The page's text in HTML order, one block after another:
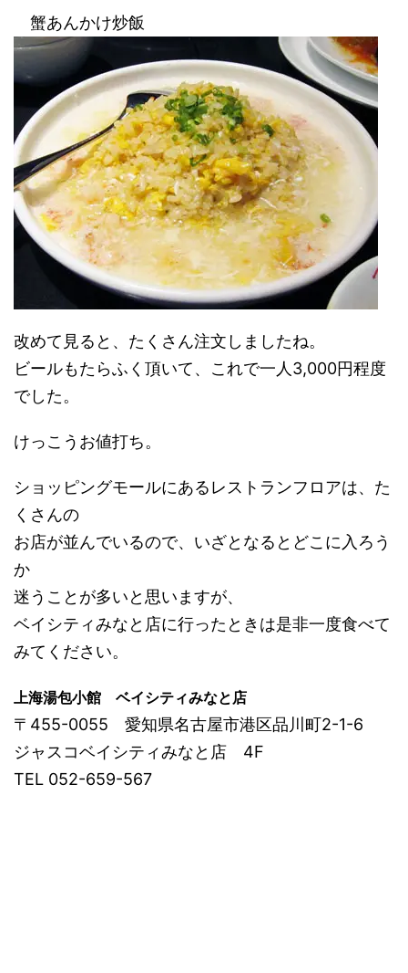
蟹あんかけ炒飯
改めて見ると、たくさん注文しましたね。
ビールもたらふく頂いて、これで一人3,000円程度
でした。
けっこうお値打ち。
ショッピングモールにあるレストランフロアは、た
くさんの
お店が並んでいるので、いざとなるとどこに入ろう
か
迷うことが多いと思いますが、
ベイシティみなと店に行ったときは是非一度食べて
みてください。
上海湯包小館 ベイシティみなと店
〒455-0055 愛知県名古屋市港区品川町2-1-6
ジャスコベイシティみなと店 4F
TEL 052-659-567